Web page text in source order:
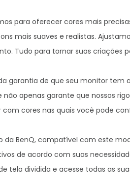
para oferecer cores mais
mais suaves e realistas.
Tudo para tornar suas criações
garantia de que seu monitor
apenas garante que nossos
cores nas quais você pode
da BenQ, compatível com este
de acordo com suas
tela dividida e acesse todas as